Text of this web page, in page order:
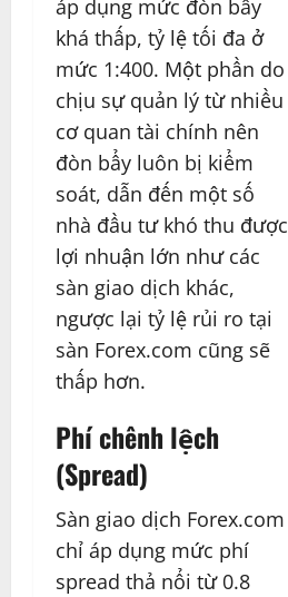
áp dụng mức đòn bẩy
khá thấp, tỷ lệ tối đa ở
mức 1:400. Một phần do
chịu sự quản lý từ nhiều
cơ quan tài chính nên
đòn bẩy luôn bị kiểm
soát, dẫn đến một số
nhà đầu tư khó thu được
lợi nhuận lớn như các
sàn giao dịch khác,
ngược lại tỷ lệ rủi ro tại
sàn Forex.com cũng sẽ
thấp hơn.
Phí chênh lệch
(Spread)
Sàn giao dịch Forex.com
chỉ áp dụng mức phí
spread thả nổi từ 0.8